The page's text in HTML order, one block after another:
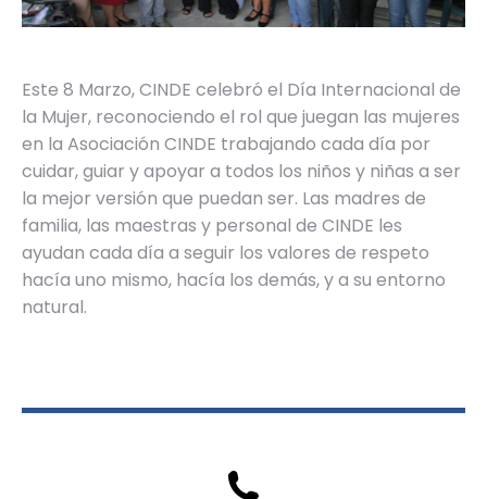
Este 8 Marzo, CINDE celebró el Día Internacional de
la Mujer, reconociendo el rol que juegan las mujeres
en la Asociación CINDE trabajando cada día por
cuidar, guiar y apoyar a todos los niños y niñas a ser
la mejor versión que puedan ser. Las madres de
familia, las maestras y personal de CINDE les
ayudan cada día a seguir los valores de respeto
hacía uno mismo, hacía los demás, y a su entorno
natural.